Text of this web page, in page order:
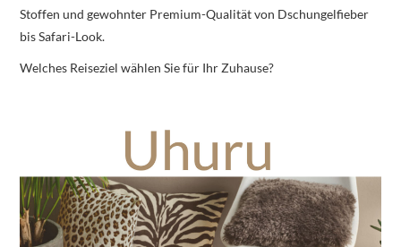
Stoffen und gewohnter Premium-Qualität von Dschungelfieber
bis Safari-Look.
Welches Reiseziel wählen Sie für Ihr Zuhause?